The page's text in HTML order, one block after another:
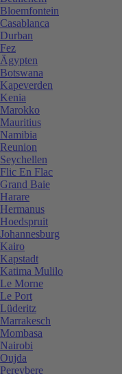
Bloemfontein
Casablanca
Durban
Fez
Ägypten
Botswana
Kapeverden
Kenia
Marokko
Mauritius
Namibia
Reunion
Seychellen
Flic En Flac
Grand Baie
Harare
Hermanus
Hoedspruit
Johannesburg
Kairo
Kapstadt
Katima Mulilo
Le Morne
Le Port
Lüderitz
Marrakesch
Mombasa
Nairobi
Oujda
Pereybere